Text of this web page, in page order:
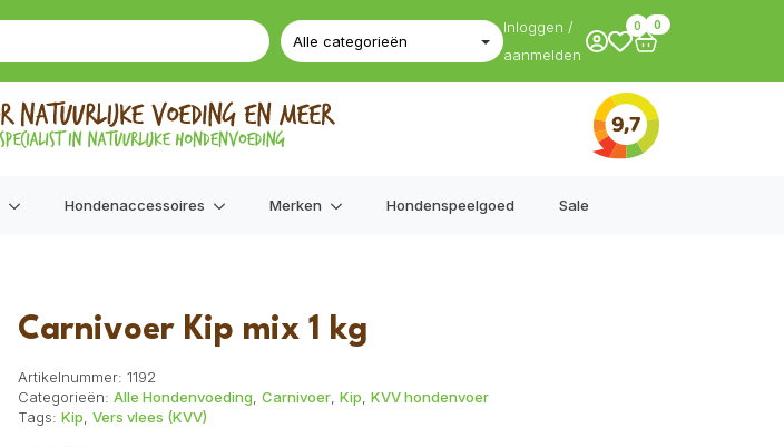
Inloggen /
aanmelden
0 0
Hondenaccessoires Merken Hondenspeelgoed Sale
Carnivoer Kip mix 1 kg
Artikelnummer: 1192
Categorieën: Alle Hondenvoeding Carnivoer Kip KVV hondenvoer
Tags: Kip Vers vlees (KVV)